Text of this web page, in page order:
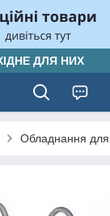
ДЛЯ НИХ
Обладнання для